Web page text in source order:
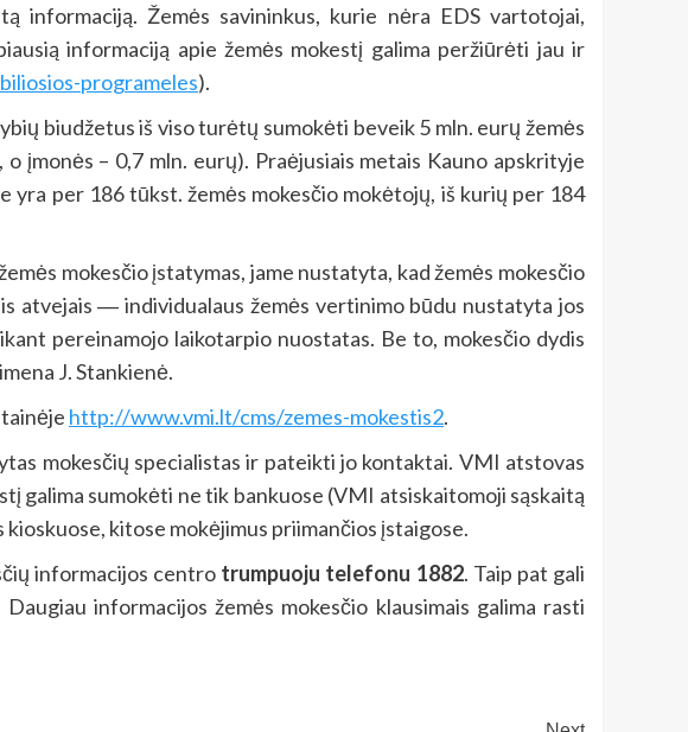
informaciją. Žemės savininkus, kurie nėra EDS vartotojai,
informaciją apie žemės mokestį galima peržiūrėti jau ir
programeles).
biudžetus iš viso turėtų sumokėti beveik 5 mln. eurų žemės
įmonės – 0,7 mln. eurų). Praėjusiais metais Kauno apskrityje
yra per 186 tūkst. žemės mokesčio mokėtojų, iš kurių per 184
mokesčio įstatymas, jame nustatyta, kad žemės mokesčio
atvejais ― individualaus žemės vertinimo būdu nustatyta jos
pereinamojo laikotarpio nuostatas. Be to, mokesčio dydis
J. Stankienė.
http://www.vmi.lt/cms/zemes-mokestis2.
mokesčių specialistas ir pateikti jo kontaktai. VMI atstovas
galima sumokėti ne tik bankuose (VMI atsiskaitomoji sąskaitą
kitose mokėjimus priimančios įstaigose.
informacijos centro trumpuoju telefonu 1882. Taip pat gali
informacijos žemės mokesčio klausimais galima rasti